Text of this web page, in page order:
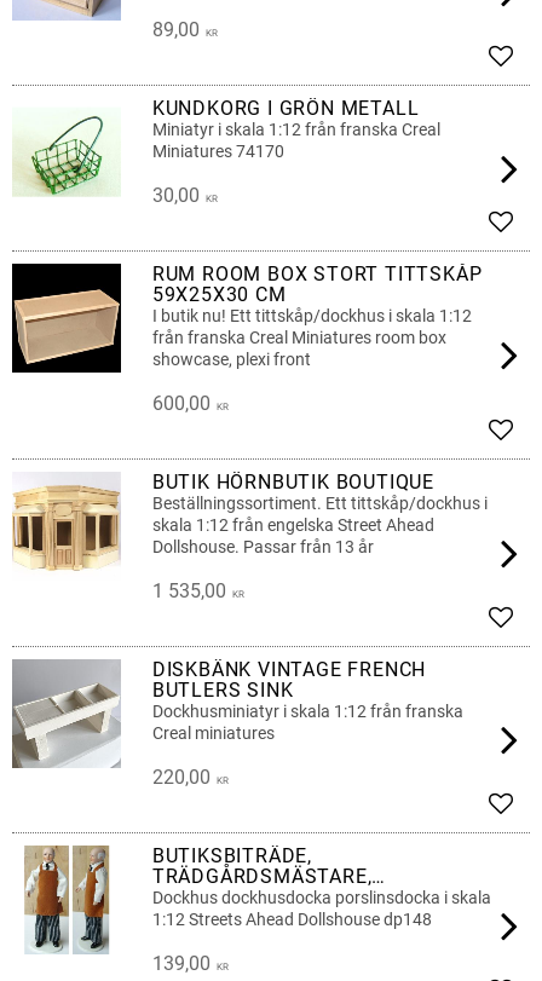
89,00 KR
Add
KUNDKORG I GRÖN METALL
Miniatyr i skala 1:12 från franska Creal
Miniatures 74170
30,00 KR
Add
RUM ROOM BOX STORT TITTSKÅP
59X25X30 CM
I butik nu! Ett tittskåp/dockhus i skala 1:12
från franska Creal Miniatures room box
showcase, plexi front
600,00 KR
Add
BUTIK HÖRNBUTIK BOUTIQUE
Beställningssortiment. Ett tittskåp/dockhus i
skala 1:12 från engelska Street Ahead
Dollshouse. Passar från 13 år
1 535,00 KR
Add
DISKBÄNK VINTAGE FRENCH
BUTLERS SINK
Dockhusminiatyr i skala 1:12 från franska
Creal miniatures
220,00 KR
Add
BUTIKSBITRÄDE,
TRÄDGÅRDSMÄSTARE,
HANTVERKARE
Dockhus dockhusdocka porslinsdocka i skala
1:12 Streets Ahead Dollshouse dp148
139,00 KR